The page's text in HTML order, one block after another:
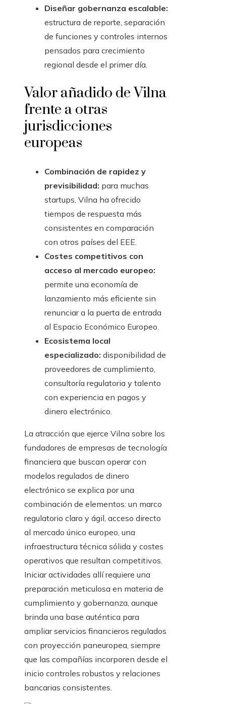
Diseñar gobernanza escalable:
estructura de reporte, separación
de funciones y controles internos
pensados para crecimiento
regional desde el primer día.
Valor añadido de Vilna
frente a otras
jurisdicciones
europeas
Combinación de rapidez y
previsibilidad: para muchas
startups, Vilna ha ofrecido
tiempos de respuesta más
consistentes en comparación
con otros países del EEE.
Costes competitivos con
acceso al mercado europeo:
permite una economía de
lanzamiento más eficiente sin
renunciar a la puerta de entrada
al Espacio Económico Europeo.
Ecosistema local
especializado: disponibilidad de
proveedores de cumplimiento,
consultoría regulatoria y talento
con experiencia en pagos y
dinero electrónico.
La atracción que ejerce Vilna sobre los
fundadores de empresas de tecnología
financiera que buscan operar con
modelos regulados de dinero
electrónico se explica por una
combinación de elementos: un marco
regulatorio claro y ágil, acceso directo
al mercado único europeo, una
infraestructura técnica sólida y costes
operativos que resultan competitivos.
Iniciar actividades allí requiere una
preparación meticulosa en materia de
cumplimiento y gobernanza, aunque
brinda una base auténtica para
ampliar servicios financieros regulados
con proyección paneuropea, siempre
que las compañías incorporen desde el
inicio controles robustos y relaciones
bancarias consistentes.